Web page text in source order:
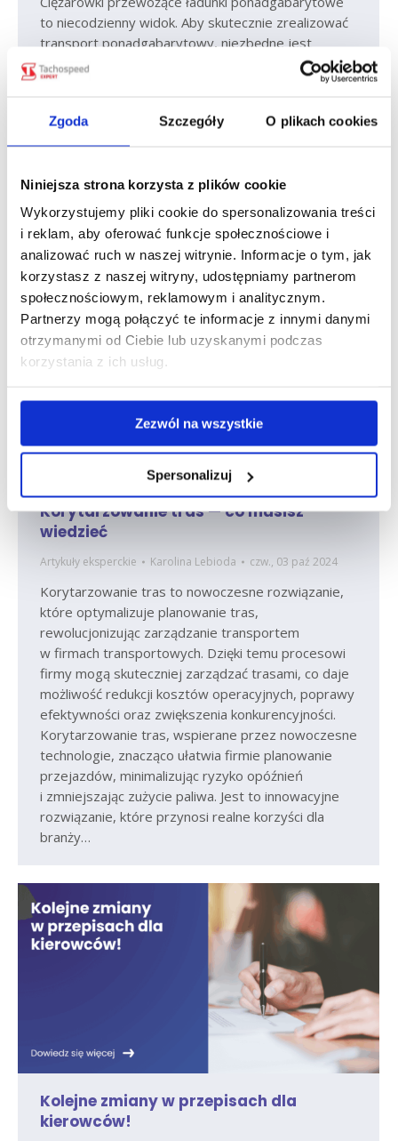
Zgoda Szczegóły O plikach cookies
Niniejsza strona korzysta z plików cookie
Wykorzystujemy pliki cookie do spersonalizowania treści
i reklam, aby oferować funkcje społecznościowe i
analizować ruch w naszej witrynie. Informacje o tym, jak
korzystasz z naszej witryny, udostępniamy partnerom
społecznościowym, reklamowym i analitycznym.
Partnerzy mogą połączyć te informacje z innymi danymi
otrzymanymi od Ciebie lub uzyskanymi podczas
korzystania z ich usług.
Zezwól na wszystkie
Spersonalizuj
to niecodzienny widok. Aby skutecznie zrealizować
transport ponadgabarytowy, niezbędne jest
spełnienie wszystkich wymogów prawnych
oraz staranne zaplanowanie logistyki. Obejmuje
i optymalizację tras transportowych, by przewóz
ładunku był skuteczny i przede wszystkim
ponadgabarytowy? Transport ponadgabarytowy
to przewóz ładunków, których waga lub wymiary
przekraczają ustalone normy dla danego środka
transportu. Może odbywać się…
Korytarzowanie tras — co musisz
wiedzieć
Artykuły eksperckie Karolina Lebioda czw., 03 paź 2024
Korytarzowanie tras to nowoczesne rozwiązanie,
które optymalizuje planowanie tras,
rewolucjonizując zarządzanie transportem
w firmach transportowych. Dzięki temu procesowi
firmy mogą skuteczniej zarządzać trasami, co daje
możliwość redukcji kosztów operacyjnych, poprawy
efektywności oraz zwiększenia konkurencyjności.
Korytarzowanie tras, wspierane przez nowoczesne
technologie, znacząco ułatwia firmie planowanie
przejazdów, minimalizując ryzyko opóźnień
i zmniejszając zużycie paliwa. Jest to innowacyjne
rozwiązanie, które przynosi realne korzyści dla
branży…
Kolejne zmiany w przepisach dla
kierowców!